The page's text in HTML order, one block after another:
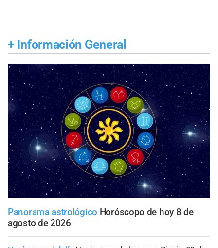
+ Información General
Panorama astrológico Horóscopo de hoy 8 de
agosto de 2026